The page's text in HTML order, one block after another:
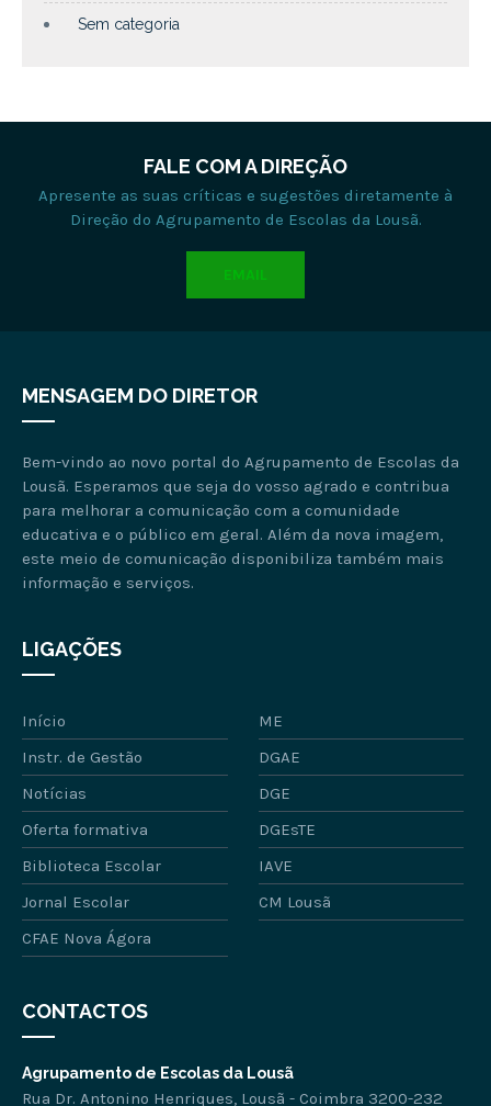
Sem categoria
FALE COM A DIREÇÃO
Apresente as suas críticas e sugestões diretamente à
Direção do Agrupamento de Escolas da Lousã.
EMAIL
MENSAGEM DO DIRETOR
Bem-vindo ao novo portal do Agrupamento de Escolas da
Lousã. Esperamos que seja do vosso agrado e contribua
para melhorar a comunicação com a comunidade
educativa e o público em geral. Além da nova imagem,
este meio de comunicação disponibiliza também mais
informação e serviços.
LIGAÇÕES
Início
ME
Instr. de Gestão
DGAE
Notícias
DGE
Oferta formativa
DGEsTE
Biblioteca Escolar
IAVE
Jornal Escolar
CM Lousã
CFAE Nova Ágora
CONTACTOS
Agrupamento de Escolas da Lousã
Rua Dr. Antonino Henriques, Lousã - Coimbra 3200-232